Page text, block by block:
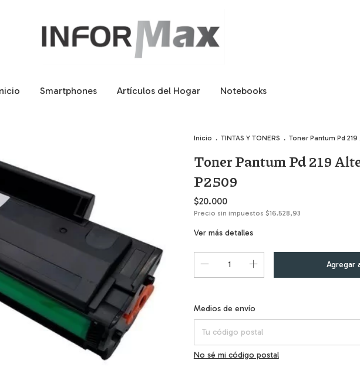
Smartphones Artículos del Hogar Notebooks
Inicio . TINTAS Y TONERS . Toner Pantum Pd
Toner Pantum Pd 219
P2509
$20.000
Precio sin impuestos $16.528,93
Ver más detalles
Entregas para el CP:
Medios de envío
No sé mi código postal